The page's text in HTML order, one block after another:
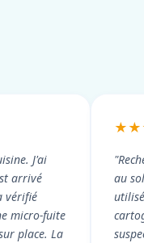
J'ai
arrivé
vérifié
micro-fuite
place. La
au